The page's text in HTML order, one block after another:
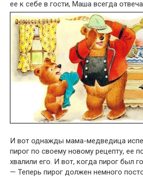
ее к себе в гости, Маша всегда
И вот однажды мама-медведица
пирог по своему новому рецепту, ее
хвалили его. И вот, когда пирог был
— Теперь пирог должен немного